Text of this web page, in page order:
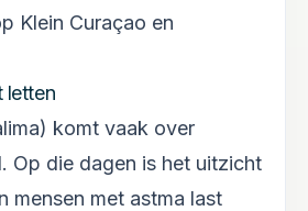
Klein Curaçao en
letten
komt vaak over
Op die dagen is het uitzicht
mensen met astma last